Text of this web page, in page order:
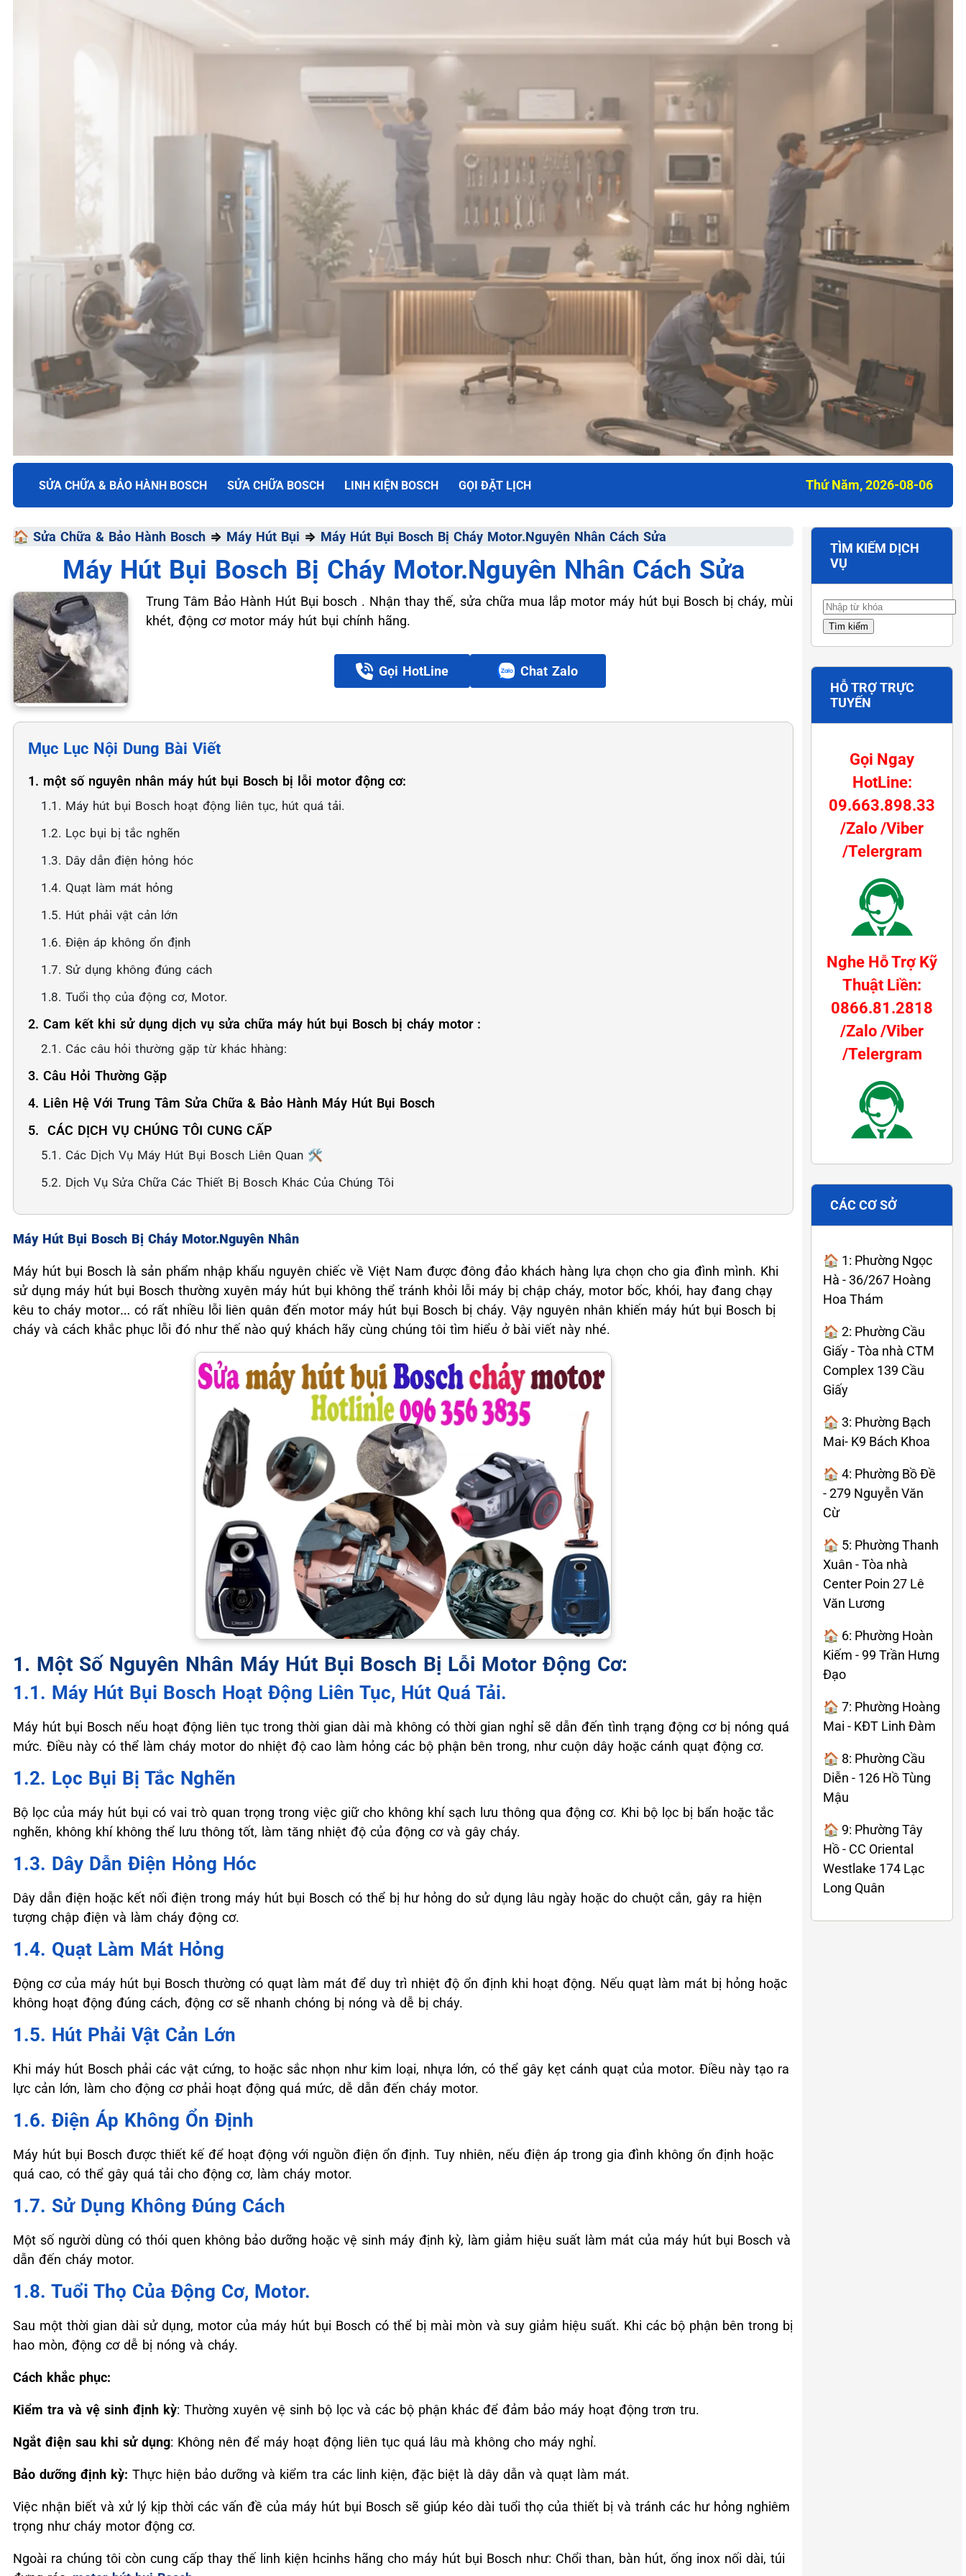
TRUNG TÂM BẢO HÀNH ĐIỆN MÁY VN
SỬA CHỮA & BẢO HÀNH
BOSCH
Chất Lượng Tối Ưu - Giá Thành Tối Thiểu - Dịch Vụ Tối Đa
📞 09.663.898.33
SỬA CHỮA & BẢO HÀNH BOSCH SỬA CHỮA BOSCH LINH KIỆN BOSCH GỌI ĐẶT LỊCH Thứ Năm, 2026-08-06
🏠 Sửa Chữa & Bảo Hành Bosch ⇒ Máy Hút Bụi ⇒ Máy Hút Bụi Bosch Bị Cháy Motor.Nguyên Nhân Cách Sửa
Máy Hút Bụi Bosch Bị Cháy Motor.Nguyên Nhân Cách Sửa
Trung Tâm Bảo Hành Hút Bụi bosch . Nhận thay thế, sửa chữa mua lắp motor máy hút bụi Bosch bị cháy, mùi
khét, động cơ motor máy hút bụi chính hãng.
Gọi HotLine Chat Zalo
Mục Lục Nội Dung Bài Viết
1. một số nguyên nhân máy hút bụi Bosch bị lỗi motor động cơ:
1.1. Máy hút bụi Bosch hoạt động liên tục, hút quá tải.
1.2. Lọc bụi bị tắc nghẽn
1.3. Dây dẫn điện hỏng hóc
1.4. Quạt làm mát hỏng
1.5. Hút phải vật cản lớn
1.6. Điện áp không ổn định
1.7. Sử dụng không đúng cách
1.8. Tuổi thọ của động cơ, Motor.
2. Cam kết khi sử dụng dịch vụ sửa chữa máy hút bụi Bosch bị cháy motor :
2.1. Các câu hỏi thường gặp từ khác hhàng:
3. Câu Hỏi Thường Gặp
4. Liên Hệ Với Trung Tâm Sửa Chữa & Bảo Hành Máy Hút Bụi Bosch
5. ️ CÁC DỊCH VỤ CHÚNG TÔI CUNG CẤP
5.1. Các Dịch Vụ Máy Hút Bụi Bosch Liên Quan 🛠️
5.2. Dịch Vụ Sửa Chữa Các Thiết Bị Bosch Khác Của Chúng Tôi
Máy Hút Bụi Bosch Bị Cháy Motor.Nguyên Nhân
Máy hút bụi Bosch là sản phẩm nhập khẩu nguyên chiếc về Việt Nam được đông đảo khách hàng lựa chọn cho gia đình mình. Khi
sử dụng máy hút bụi Bosch thường xuyên máy hút bụi không thể tránh khỏi lỗi máy bị chập cháy, motor bốc, khói, hay đang chạy
kêu to cháy motor… có rất nhiều lỗi liên quân đến motor máy hút bụi Bosch bị cháy. Vậy nguyên nhân khiến máy hút bụi Bosch bị
cháy và cách khắc phục lỗi đó như thế nào quý khách hãy cùng chúng tôi tìm hiểu ở bài viết này nhé.
1. Một Số Nguyên Nhân Máy Hút Bụi Bosch Bị Lỗi Motor Động Cơ:
1.1. Máy Hút Bụi Bosch Hoạt Động Liên Tục, Hút Quá Tải.
Máy hút bụi Bosch nếu hoạt động liên tục trong thời gian dài mà không có thời gian nghỉ sẽ dẫn đến tình trạng động cơ bị nóng quá
mức. Điều này có thể làm cháy motor do nhiệt độ cao làm hỏng các bộ phận bên trong, như cuộn dây hoặc cánh quạt động cơ.
1.2. Lọc Bụi Bị Tắc Nghẽn
Bộ lọc của máy hút bụi có vai trò quan trọng trong việc giữ cho không khí sạch lưu thông qua động cơ. Khi bộ lọc bị bẩn hoặc tắc
nghẽn, không khí không thể lưu thông tốt, làm tăng nhiệt độ của động cơ và gây cháy.
1.3. Dây Dẫn Điện Hỏng Hóc
Dây dẫn điện hoặc kết nối điện trong máy hút bụi Bosch có thể bị hư hỏng do sử dụng lâu ngày hoặc do chuột cắn, gây ra hiện
tượng chập điện và làm cháy động cơ.
1.4. Quạt Làm Mát Hỏng
Động cơ của máy hút bụi Bosch thường có quạt làm mát để duy trì nhiệt độ ổn định khi hoạt động. Nếu quạt làm mát bị hỏng hoặc
không hoạt động đúng cách, động cơ sẽ nhanh chóng bị nóng và dễ bị cháy.
1.5. Hút Phải Vật Cản Lớn
Khi máy hút Bosch phải các vật cứng, to hoặc sắc nhọn như kim loại, nhựa lớn, có thể gây kẹt cánh quạt của motor. Điều này tạo ra
lực cản lớn, làm cho động cơ phải hoạt động quá mức, dễ dẫn đến cháy motor.
1.6. Điện Áp Không Ổn Định
Máy hút bụi Bosch được thiết kế để hoạt động với nguồn điện ổn định. Tuy nhiên, nếu điện áp trong gia đình không ổn định hoặc
quá cao, có thể gây quá tải cho động cơ, làm cháy motor.
1.7. Sử Dụng Không Đúng Cách
Một số người dùng có thói quen không bảo dưỡng hoặc vệ sinh máy định kỳ, làm giảm hiệu suất làm mát của máy hút bụi Bosch và
dẫn đến cháy motor.
1.8. Tuổi Thọ Của Động Cơ, Motor.
Sau một thời gian dài sử dụng, motor của máy hút bụi Bosch có thể bị mài mòn và suy giảm hiệu suất. Khi các bộ phận bên trong bị
hao mòn, động cơ dễ bị nóng và cháy.
Cách khắc phục:
Kiểm tra và vệ sinh định kỳ: Thường xuyên vệ sinh bộ lọc và các bộ phận khác để đảm bảo máy hoạt động trơn tru.
Ngắt điện sau khi sử dụng: Không nên để máy hoạt động liên tục quá lâu mà không cho máy nghỉ.
Bảo dưỡng định kỳ: Thực hiện bảo dưỡng và kiểm tra các linh kiện, đặc biệt là dây dẫn và quạt làm mát.
Việc nhận biết và xử lý kịp thời các vấn đề của máy hút bụi Bosch sẽ giúp kéo dài tuổi thọ của thiết bị và tránh các hư hỏng nghiêm
trọng như cháy motor động cơ.
Ngoài ra chúng tôi còn cung cấp thay thế linh kiện hcinhs hãng cho máy hút bụi Bosch như: Chổi than, bàn hút, ống inox nối dài, túi
TÌM KIẾM DỊCH
VỤ
HỖ TRỢ TRỰC
TUYẾN
Gọi Ngay
HotLine:
09.663.898.33
/Zalo /Viber
/Telergram
Nghe Hỗ Trợ Kỹ
Thuật Liền:
0866.81.2818
/Zalo /Viber
/Telergram
CÁC CƠ SỞ
🏠 1: Phường Ngọc
Hà - 36/267 Hoàng
Hoa Thám
🏠 2: Phường Cầu
Giấy - Tòa nhà CTM
Complex 139 Cầu
Giấy
🏠 3: Phường Bạch
Mai- K9 Bách Khoa
🏠 4: Phường Bồ Đề
- 279 Nguyễn Văn
Cừ
🏠 5: Phường Thanh
Xuân - Tòa nhà
Center Poin 27 Lê
Văn Lương
🏠 6: Phường Hoàn
Kiếm - 99 Trần Hưng
Đạo
🏠 7: Phường Hoàng
Mai - KĐT Linh Đàm
🏠 8: Phường Cầu
Diễn - 126 Hồ Tùng
Mậu
🏠 9: Phường Tây
Hồ - CC Oriental
Westlake 174 Lạc
Long Quân